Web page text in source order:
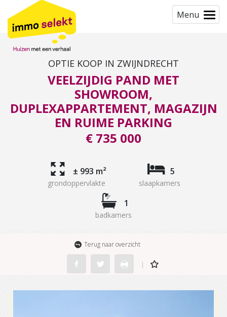
Menu
OPTIE KOOP IN ZWIJNDRECHT
VEELZIJDIG PAND MET
SHOWROOM,
DUPLEXAPPARTEMENT, MAGAZIJN
EN RUIME PARKING
€ 735 000
± 993 m²
grondoppervlakte
5
slaapkamers
1
badkamers
Terug naar overzicht